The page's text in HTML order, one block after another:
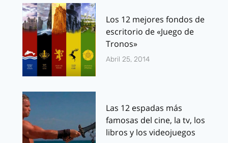
Los 12 mejores fondos de
escritorio de «Juego de
Tronos»
Abril 25, 2014
Las 12 espadas más
famosas del cine, la tv, los
libros y los videojuegos